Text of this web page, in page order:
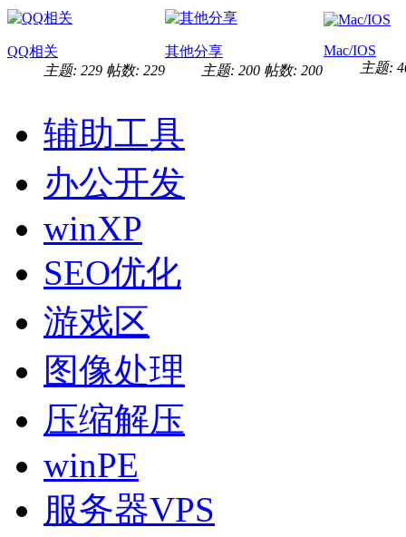
QQ相关
主题: 229 帖数: 229
其他分享
主题: 200 帖数: 200
Mac/IOS
主题:
辅助工具
办公开发
winXP
SEO优化
游戏区
图像处理
压缩解压
winPE
服务器VPS